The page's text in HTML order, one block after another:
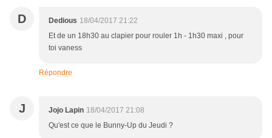
D Dedious 18/04/2017 21:22
Et de un 18h30 au clapier pour rouler 1h - 1h30 maxi , pour
toi vaness
Répondre
J Jojo Lapin 18/04/2017 21:08
Qu'est ce que le Bunny-Up du Jeudi ?